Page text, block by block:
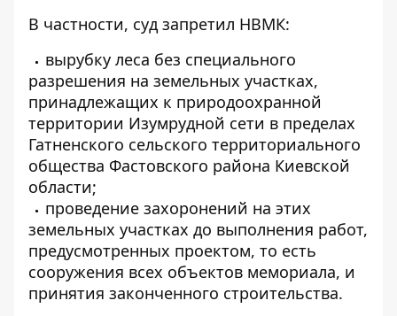
В частности, суд запретил НВМК:
вырубку леса без специального
разрешения на земельных участках,
принадлежащих к природоохранной
территории Изумрудной сети в пределах
Гатненского сельского территориального
общества Фастовского района Киевской
области;
проведение захоронений на этих
земельных участках до выполнения работ,
предусмотренных проектом, то есть
сооружения всех объектов мемориала, и
принятия законченного строительства.